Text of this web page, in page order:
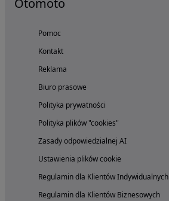
Otomoto
Pomoc
Kontakt
Reklama
Biuro prasowe
Polityka prywatności
Polityka plików "cookies"
Zasady odpowiedzialnej AI
Ustawienia plików cookie
Regulamin dla Klientów Indywidualnych
Regulamin dla Klientów Biznesowych